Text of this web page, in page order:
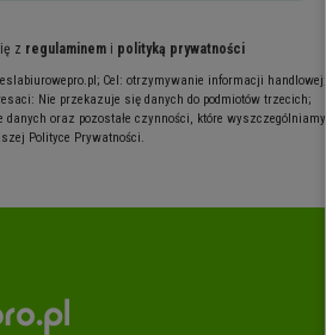
z regulaminemi polityką prywatności
Cel: otrzymywanie informacji handlowej;
Nie przekazuje się danych do podmiotów trzecich;
oraz pozostałe czynności, które wyszczególniamy
Polityce Prywatności.